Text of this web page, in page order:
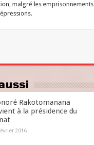
malgré les emprisonnements
Rakotomanana
à la présidence du
2016